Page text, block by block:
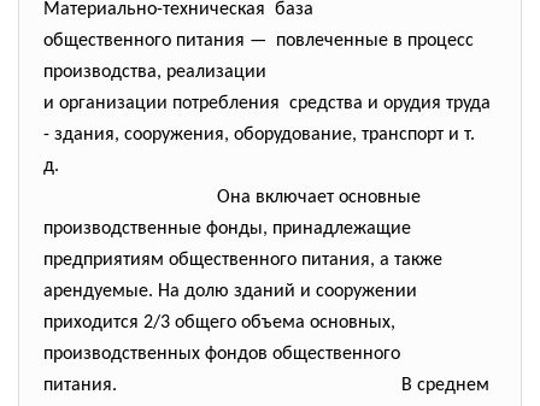
Материально-техническая база
общественного питания — повлеченные в процесс
производства, реализации
и организации потребления средства и орудия труда
- здания, сооружения, оборудование, транспорт и т.
д.
Она включает основные
производственные фонды, принадлежащие
предприятиям общественного питания, а также
арендуемые. На долю зданий и сооружении
приходится 2/3 общего объема основных,
производственных фондов общественного
питания.
В среднем